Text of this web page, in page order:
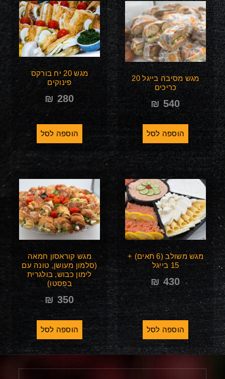
מגש מסיבה בייגל 20
כריכים
₪540
הוספה לסל
מגש 20 יח בורקס
פינוקים
₪ 280
הוספה לסל
מגש משולב (6 תאים) +
15 בייגל
₪ 430
הוספה לסל
מגש קוראסון חמאה
(סלמון מעושן, טונה עם
לימון כבוש, בולגרית
בפסטו)
₪ 350
הוספה לסל